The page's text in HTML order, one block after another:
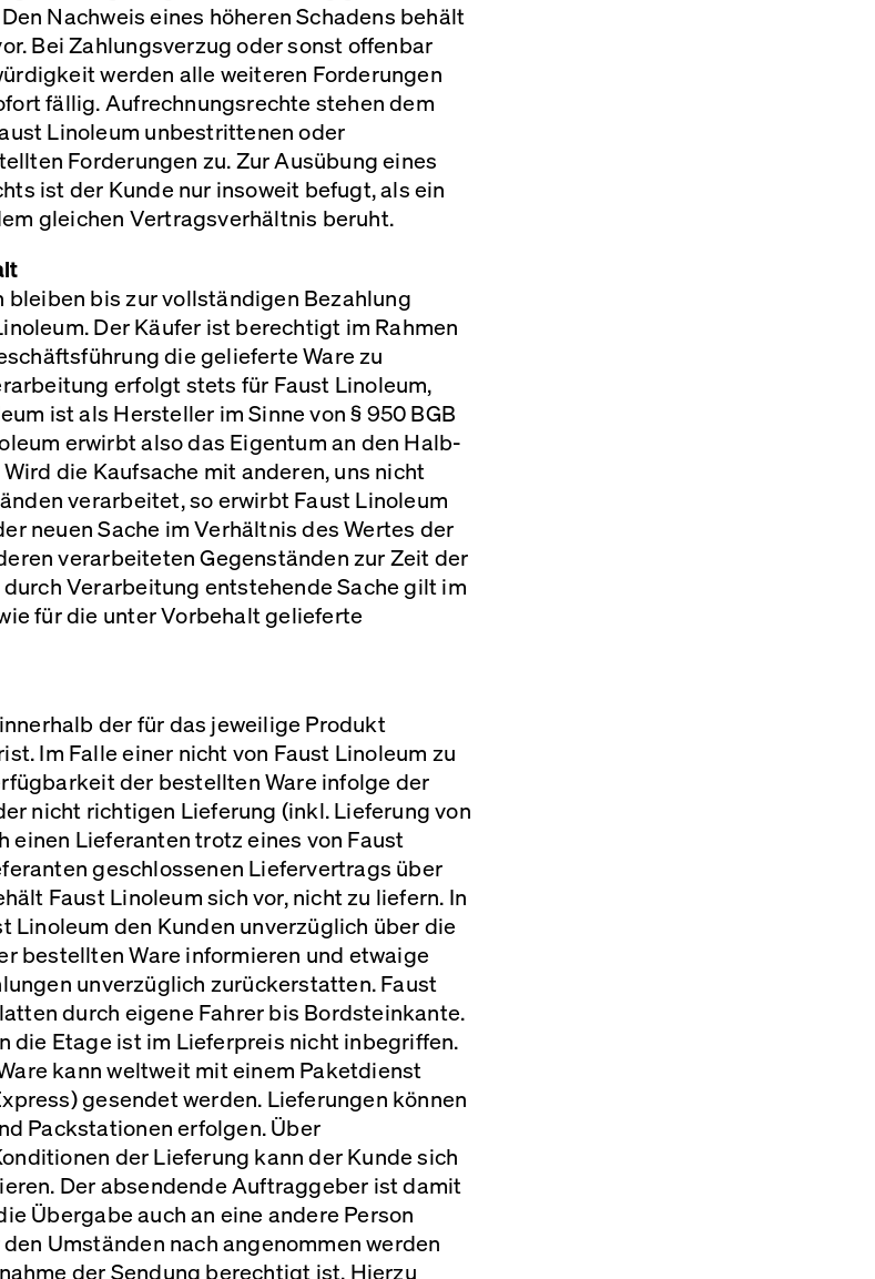
Nachweis eines höheren Schadens behält
Bei Zahlungsverzug oder sonst offenbar
werden alle weiteren Forderungen
fällig. Aufrechnungsrechte stehen dem
Linoleum unbestrittenen oder
Forderungen zu. Zur Ausübung eines
ist der Kunde nur insoweit befugt, als ein
gleichen Vertragsverhältnis beruht.
bleiben bis zur vollständigen Bezahlung
Der Käufer ist berechtigt im Rahmen
die gelieferte Ware zu
erfolgt stets für Faust Linoleum,
ist als Hersteller im Sinne von § 950BGB
erwirbt also das Eigentum an den Halb-
die Kaufsache mit anderen, uns nicht
verarbeitet, so erwirbt Faust Linoleum
neuen Sache im Verhältnis des Wertes der
verarbeiteten Gegenständen zur Zeit der
Verarbeitung entstehende Sache gilt im
für die unter Vorbehalt gelieferte
der für das jeweilige Produkt
Im Falle einer nicht von Faust Linoleum zu
der bestellten Ware infolge der
nicht richtigen Lieferung (inkl. Lieferung von
einen Lieferanten trotz eines von Faust
geschlossenen Liefervertrags über
Faust Linoleum sich vor, nicht zu liefern. In
Linoleum den Kunden unverzüglich über die
bestellten Ware informieren und etwaige
unverzüglich zurückerstatten. Faust
durch eigene Fahrer bis Bordsteinkante.
die Etage ist im Lieferpreis nicht inbegriffen.
kann weltweit mit einem Paketdienst
gesendet werden. Lieferungen können
Packstationen erfolgen. Über
der Lieferung kann der Kunde sich
Der absendende Auftraggeber ist damit
Übergabe auch an eine andere Person
Umständen nach angenommen werden
der Sendung berechtigt ist. Hierzu